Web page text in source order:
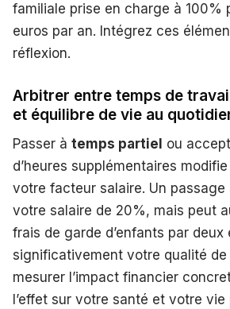
familiale prise en charge à 100%
euros par an. Intégrez ces
réflexion.
Arbitrer entre temps de
et équilibre de vie au
Passer à temps partiel ou
d’heures supplémentaires
votre facteur salaire. Un
votre salaire de 20%, mais peut
frais de garde d’enfants par deux
significativement votre qualité de
mesurer l’impact financier
l’effet sur votre santé et votre vie